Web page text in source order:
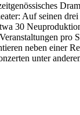
Auf seinen
30
pro
neben einer
unter